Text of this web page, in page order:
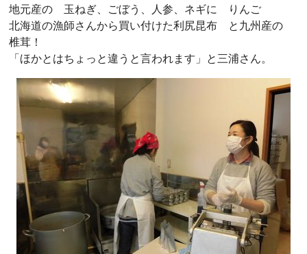
地元産の 玉ねぎ、ごぼう、人参、ネギに りんご
北海道の漁師さんから買い付けた利尻昆布 と九州産の
椎茸！
「ほかとはちょっと違うと言われます」と三浦さん。